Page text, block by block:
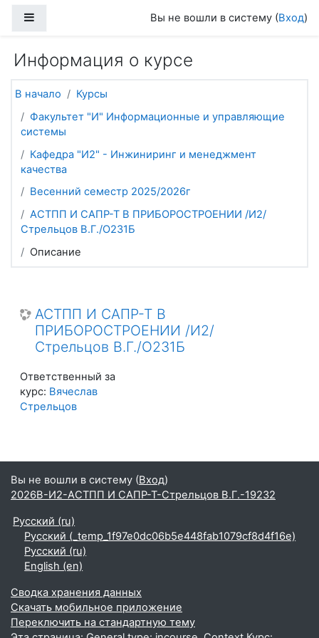
Вы не вошли в систему (Вход)
Информация о курсе
В начало
Курсы
Факультет "И" Информационные и управляющие
системы
Кафедра "И2" - Инжиниринг и менеджмент
качества
Весенний семестр 2025/2026г
АСТПП И САПР-Т В ПРИБОРОСТРОЕНИИ /И2/
Стрельцов В.Г./О231Б
Описание
АСТПП И САПР-Т В
ПРИБОРОСТРОЕНИИ /И2/
Стрельцов В.Г./О231Б
Ответственный за
курс: Вячеслав
Стрельцов
Вы не вошли в систему (Вход)
2026В-И2-АСТПП И САПР-Т-Стрельцов В.Г.-19232
Русский ‎(ru)‎
Русский ‎(_temp_1f97e0dc06b5e448fab1079cf8d4f16e)‎
Русский ‎(ru)‎
English ‎(en)‎
Сводка хранения данных
Скачать мобильное приложение
Переключить на стандартную тему